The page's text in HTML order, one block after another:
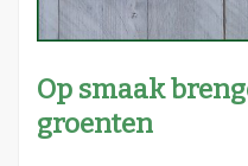
Op smaak
groenten